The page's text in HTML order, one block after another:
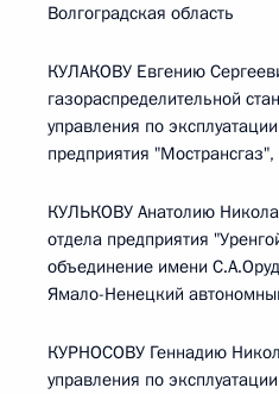
Волгоградская область
КУЛАКОВУ Евгению
газораспределительной
управления по
предприятия
КУЛЬКОВУ Анатолию
отдела предприятия
объединение имени
Ямало-Ненецкий
КУРНОСОВУ Геннадию
управления по